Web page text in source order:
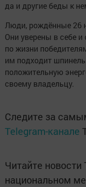
да и другие беды к
Люди, рождённые 26
Они уверены в себе и
по жизни
им подходит
положительную
своему владельцу.
Следите за
Telegram-канале
Читайте новости
национальном